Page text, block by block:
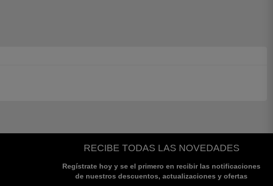
RECIBE TODAS LAS NOVEDADES
Regístrate hoy y se el primero en recibir las notificaciones
de nuestros descuentos, actualizaciones y ofertas